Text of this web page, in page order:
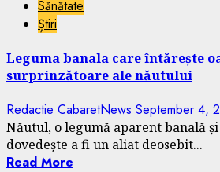
Sănătate
Știri
Leguma banala care întărește
surprinzătoare ale năutului
Redactie CabaretNews September 4,
Năutul, o legumă aparent banală
dovedește a fi un aliat deosebit...
Read More